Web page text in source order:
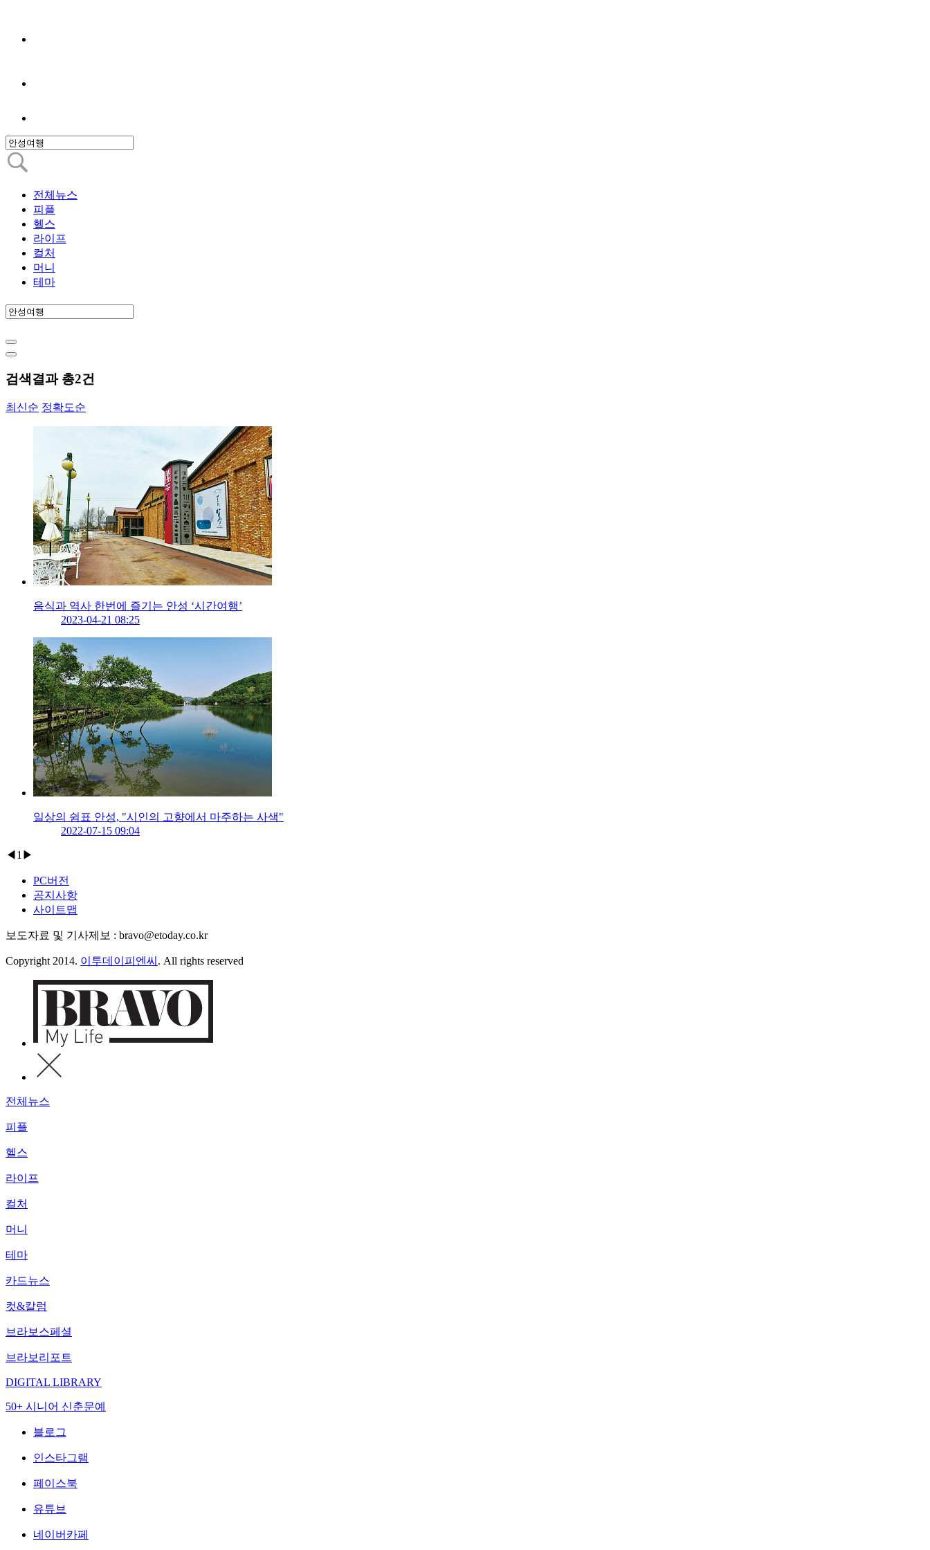
전체뉴스
피플
헬스
라이프
컬처
머니
테마
검색결과 총2건
최신순 정확도순
음식과 역사 한번에 즐기는 안성 ‘시간여행’
2023-04-21 08:25
일상의 쉼표 안성, "시인의 고향에서 마주하는 사색"
2022-07-15 09:04
◀ 1 ▶
PC버전
공지사항
사이트맵
보도자료 및 기사제보 : bravo@etoday.co.kr
Copyright 2014. 이투데이피엔씨 . All rights reserved
전체뉴스
피플
헬스
라이프
컬처
머니
테마
카드뉴스
컷&칼럼
브라보스페셜
브라보리포트
DIGITAL LIBRARY
50+ 시니어 신춘문예
블로그
인스타그램
페이스북
유튜브
네이버카페